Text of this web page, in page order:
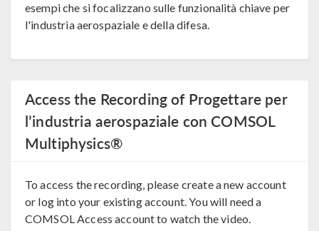
esempi che si focalizzano sulle funzionalità chiave per
l'industria aerospaziale e della difesa.
Access the Recording of Progettare per
l’industria aerospaziale con COMSOL
Multiphysics®
To access the recording, please create a new account
or log into your existing account. You will need a
COMSOL Access account to watch the video.